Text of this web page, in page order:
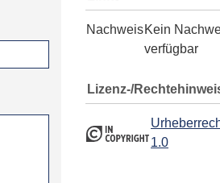
NachweisKein
verfügbar
Lizenz-/
1.0